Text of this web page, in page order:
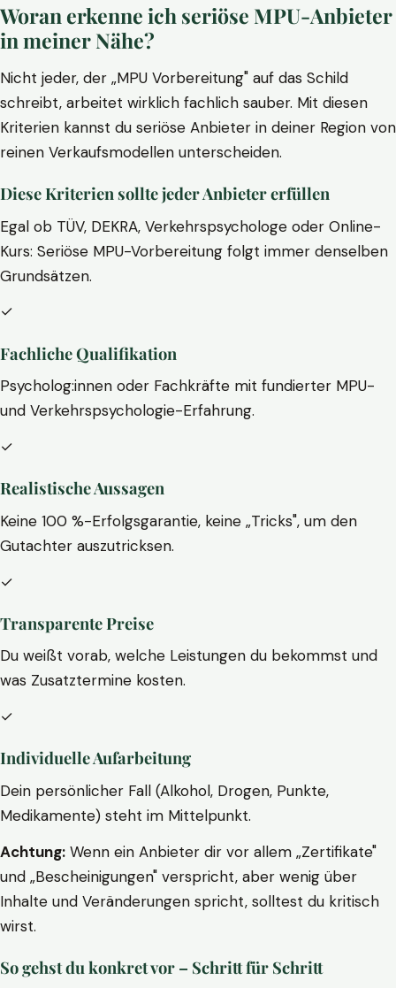
Woran erkenne ich seriöse MPU-Anbieter
in meiner Nähe?
Nicht jeder, der „MPU Vorbereitung" auf das Schild
schreibt, arbeitet wirklich fachlich sauber. Mit diesen
Kriterien kannst du seriöse Anbieter in deiner Region von
reinen Verkaufsmodellen unterscheiden.
Diese Kriterien sollte jeder Anbieter erfüllen
Egal ob TÜV, DEKRA, Verkehrspsychologe oder Online-
Kurs: Seriöse MPU-Vorbereitung folgt immer denselben
Grundsätzen.
✓
Fachliche Qualifikation
Psycholog:innen oder Fachkräfte mit fundierter MPU-
und Verkehrspsychologie-Erfahrung.
✓
Realistische Aussagen
Keine 100 %-Erfolgsgarantie, keine „Tricks", um den
Gutachter auszutricksen.
✓
Transparente Preise
Du weißt vorab, welche Leistungen du bekommst und
was Zusatztermine kosten.
✓
Individuelle Aufarbeitung
Dein persönlicher Fall (Alkohol, Drogen, Punkte,
Medikamente) steht im Mittelpunkt.
Achtung: Wenn ein Anbieter dir vor allem „Zertifikate"
und „Bescheinigungen" verspricht, aber wenig über
Inhalte und Veränderungen spricht, solltest du kritisch
wirst.
So gehst du konkret vor – Schritt für Schritt